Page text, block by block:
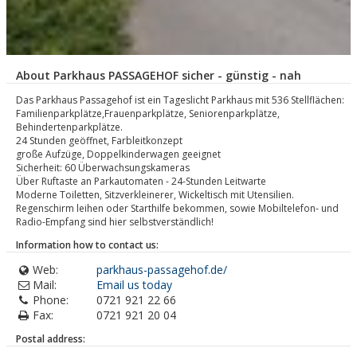
About Parkhaus PASSAGEHOF sicher - günstig - nah
Das Parkhaus Passagehof ist ein Tageslicht Parkhaus mit 536 Stellflächen:
Familienparkplätze,Frauenparkplätze, Seniorenparkplätze,
Behindertenparkplätze.
24 Stunden geöffnet, Farbleitkonzept
große Aufzüge, Doppelkinderwagen geeignet
Sicherheit: 60 Überwachsungskameras
Über Ruftaste an Parkautomaten - 24-Stunden Leitwarte
Moderne Toiletten, Sitzverkleinerer, Wickeltisch mit Utensilien.
Regenschirm leihen oder Starthilfe bekommen, sowie Mobiltelefon- und
Radio-Empfang sind hier selbstverständlich!
Information how to contact us:
Web:
parkhaus-passagehof.de/
Mail:
Email us today
Phone:
0721 921 22 66
Fax:
0721 921 20 04
Postal address: